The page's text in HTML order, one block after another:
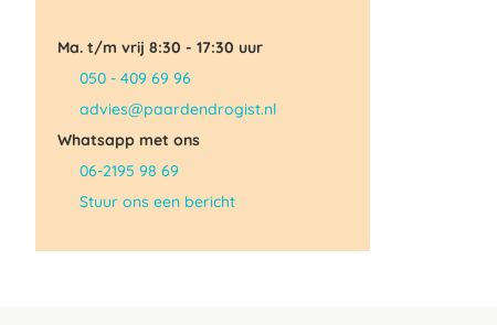
Ma. t/m vrij 8:30 - 17:30 uur
050 - 409 69 96
advies@paardendrogist.nl
Whatsapp met ons
06-2195 98 69
Stuur ons een bericht